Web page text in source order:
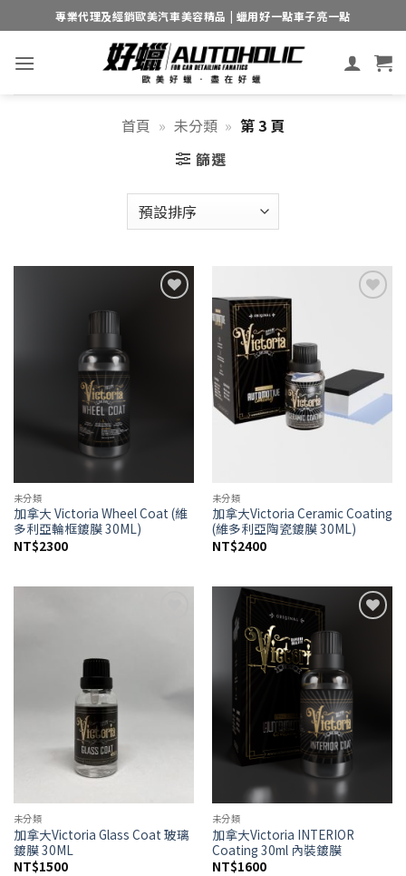
to
content
專業代理及經銷歐美汽車美容精品 | 蠟用好一點車子亮一點
首頁 » 未分類 » 第 3 頁
篩選
未分類
加拿大 Victoria Wheel Coat (維
多利亞輪框鍍膜 30ML)
NT$2300
未分類
加拿大Victoria Ceramic Coating
(維多利亞陶瓷鍍膜 30ML)
NT$2400
未分類
加拿大Victoria Glass Coat 玻璃
鍍膜 30ML
NT$1500
未分類
加拿大Victoria INTERIOR
Coating 30ml 內裝鍍膜
NT$1600